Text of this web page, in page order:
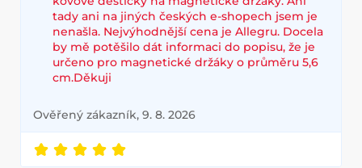
tady ani na jiných českých e-shopech jsem je
nenašla. Nejvýhodnější cena je Allegru. Docela
by mě potěšilo dát informaci do popisu, že je
určeno pro magnetické držáky o průměru 5,6
cm.Děkuji
Ověřený zákazník, 9. 8. 2026